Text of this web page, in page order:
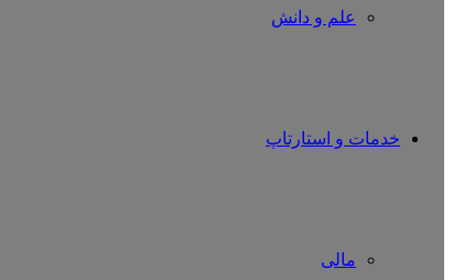
علم و دانش
خدمات و استارتاپ
مالی